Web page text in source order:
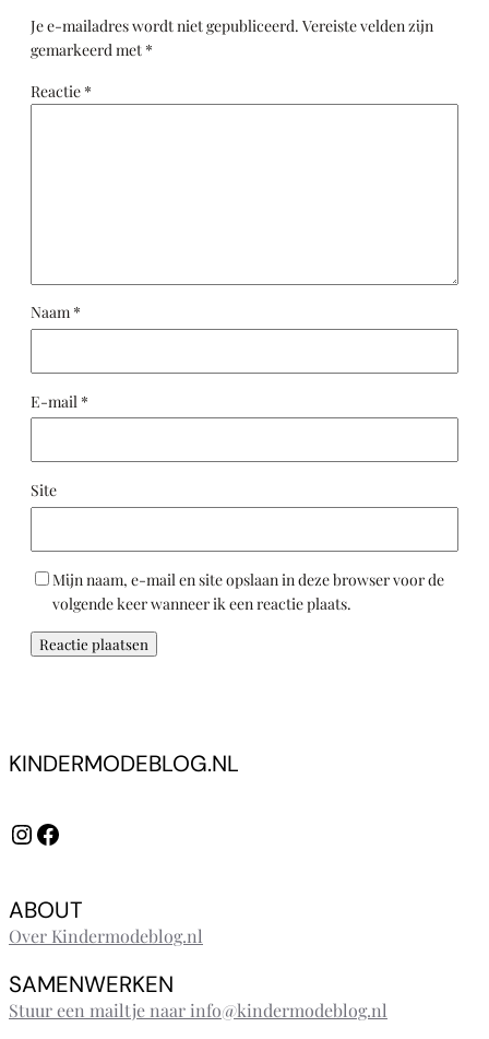
Je e-mailadres wordt niet gepubliceerd. Vereiste velden zijn
gemarkeerd met *
Reactie *
Naam *
E-mail *
Site
Mijn naam, e-mail en site opslaan in deze browser voor de
volgende keer wanneer ik een reactie plaats.
KINDERMODEBLOG.NL
InstagramFacebook
ABOUT
Over Kindermodeblog.nl
SAMENWERKEN
Stuur een mailtje naar info@kindermodeblog.nl